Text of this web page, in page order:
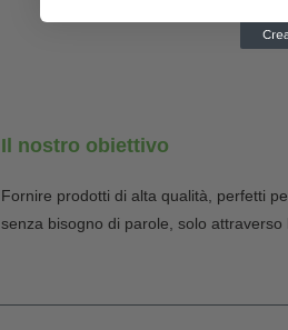
Il nostro obiettivo
Fornire prodotti di alta qualità, perfetti
senza bisogno di parole, solo attraverso